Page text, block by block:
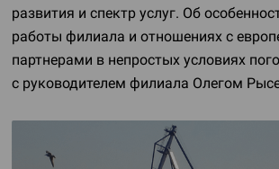
развития и спектр услуг. Об
работы филиала и отношениях с
партнерами в непростых условиях
с руководителем филиала Олегом